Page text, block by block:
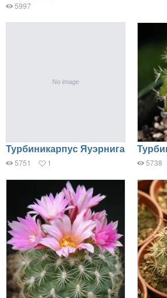
5997
Турбиникарпус Яуэрнига
5751 1 5738